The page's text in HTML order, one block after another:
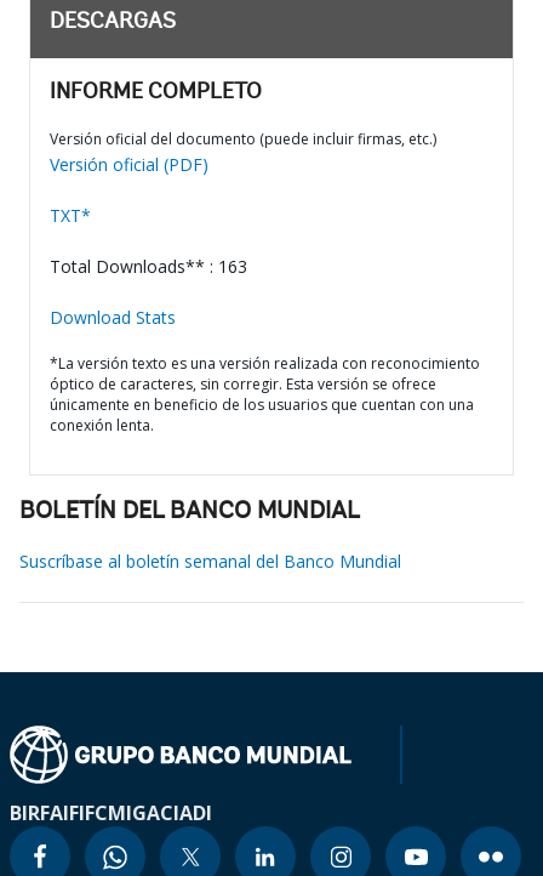
DESCARGAS
INFORME COMPLETO
Versión oficial del documento (puede incluir firmas, etc.)
Versión oficial (PDF)
TXT*
Total Downloads** : 163
Download Stats
*La versión texto es una versión realizada con reconocimiento
óptico de caracteres, sin corregir. Esta versión se ofrece
únicamente en beneficio de los usuarios que cuentan con una
conexión lenta.
BOLETÍN DEL BANCO MUNDIAL
Suscríbase al boletín semanal del Banco Mundial
BIRFAIFIFCMIGACIADI